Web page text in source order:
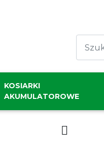
KOSIARKI
AKUMULATOROWE
